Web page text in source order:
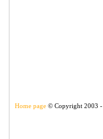
Home page © Copyright 2003